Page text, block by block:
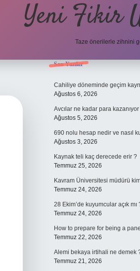
Yeni Fikir
Taze önerilerle zihnini
Sidebar
Son Yazılar
Cahiliye döneminde geçim
Ağustos 6, 2026
Avcılar ne kadar para kazanıyor
Ağustos 5, 2026
690 nolu hesap nedir ve nasıl
Ağustos 3, 2026
Kaynak teli kaç derecede erir ?
Temmuz 25, 2026
Kavram Üniversitesi müdürü
Temmuz 24, 2026
28 Ekim’de kuyumcular açık mı
Temmuz 24, 2026
How to prepare for being a
Temmuz 22, 2026
Alemi bekaya irtihali ne demek
Temmuz 21, 2026